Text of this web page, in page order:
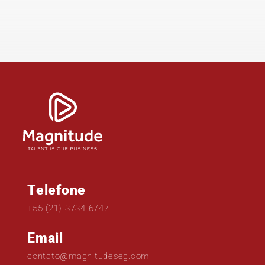
Telefone
+55 (21) 3734-6747
Email
contato@magnitudeseg.com